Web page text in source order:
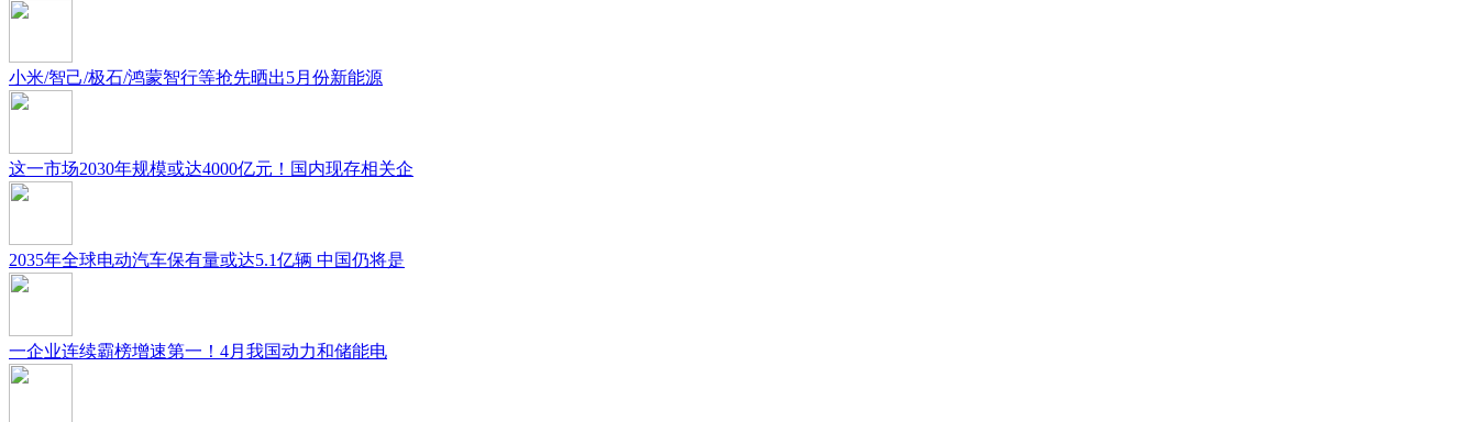
小米/智己/极石/鸿蒙智行等抢先晒出5月份新能源
这一市场2030年规模或达4000亿元！国内现存相关企
2035年全球电动汽车保有量或达5.1亿辆 中国仍将是
一企业连续霸榜增速第一！4月我国动力和储能电